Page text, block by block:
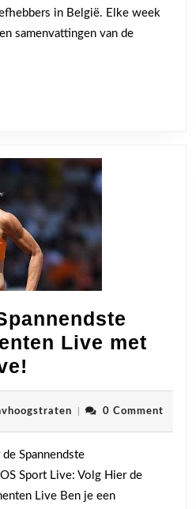
in België. Elke week
samenvattingen van de
Live met
Hier
de
Spannendste
Live
cdenvhoogstraten
0 Comment
Spannendste
Sport Live: Volg Hier de
Live Ben je een